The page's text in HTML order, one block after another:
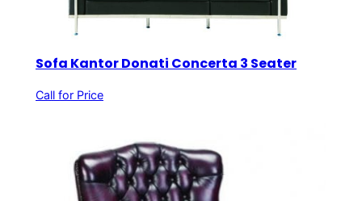
Sofa Kantor Donati Concerta 3 Seater
Call for Price